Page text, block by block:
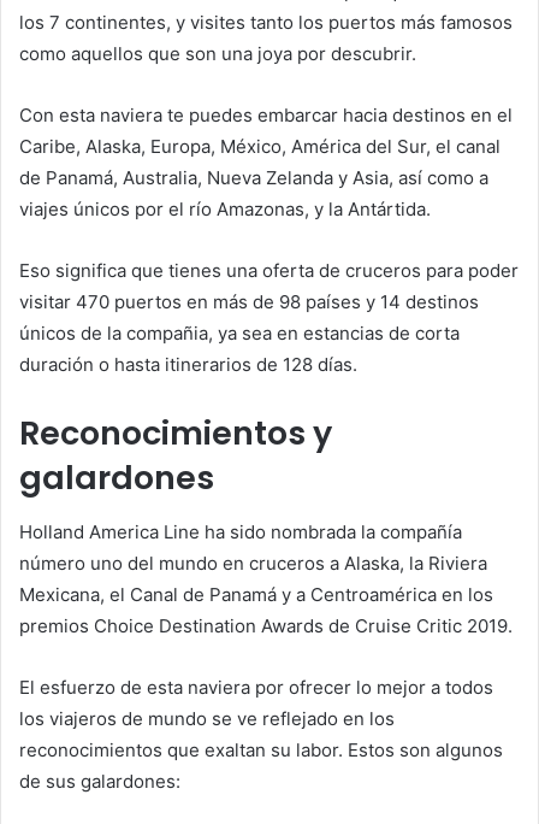
los 7 continentes, y visites tanto los puertos más famosos
como aquellos que son una joya por descubrir.
Con esta naviera te puedes embarcar hacia destinos en el
Caribe, Alaska, Europa, México, América del Sur, el canal
de Panamá, Australia, Nueva Zelanda y Asia, así como a
viajes únicos por el río Amazonas, y la Antártida.
Eso significa que tienes una oferta de cruceros para poder
visitar 470 puertos en más de 98 países y 14 destinos
únicos de la compañia, ya sea en estancias de corta
duración o hasta itinerarios de 128 días.
Reconocimientos y
galardones
Holland America Line ha sido nombrada la compañía
número uno del mundo en cruceros a Alaska, la Riviera
Mexicana, el Canal de Panamá y a Centroamérica en los
premios Choice Destination Awards de Cruise Critic 2019.
El esfuerzo de esta naviera por ofrecer lo mejor a todos
los viajeros de mundo se ve reflejado en los
reconocimientos que exaltan su labor. Estos son algunos
de sus galardones: